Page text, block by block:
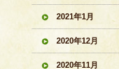
2021年1月
2020年12月
2020年11月